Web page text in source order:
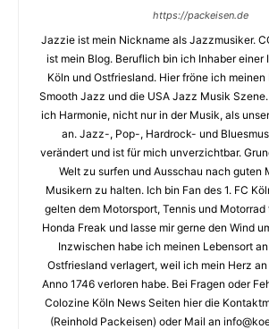
https://packeisen.de
Jazzie ist mein Nickname als Jazzmusiker.
ist mein Blog. Beruflich bin ich Inhaber einer
Köln und Ostfriesland. Hier fröne ich
Smooth Jazz und die USA Jazz Musik
ich Harmonie, nicht nur in der Musik, als
an. Jazz-, Pop-, Hardrock- und
verändert und ist für mich unverzichtbar.
Welt zu surfen und Ausschau nach guten
Musikern zu halten. Ich bin Fan des 1. FC
gelten dem Motorsport, Tennis und Motorrad
Honda Freak und lasse mir gerne den Wind
Inzwischen habe ich meinen Lebensort
Ostfriesland verlagert, weil ich mein Herz
Anno 1746 verloren habe. Bei Fragen oder
Colozine Köln News Seiten hier die
(Reinhold Packeisen) oder Mail an